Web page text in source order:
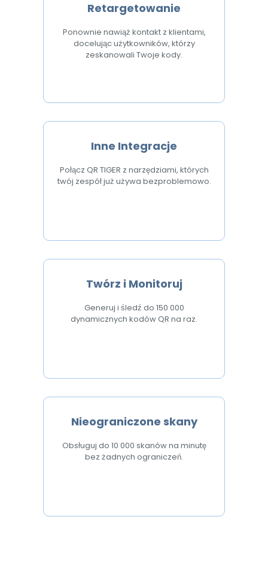
Retargetowanie
Ponownie nawiąż kontakt z klientami,
docelując użytkowników, którzy
zeskanowali Twoje kody.
Inne Integracje
Połącz QR TIGER z narzędziami, których
twój zespół już używa bezproblemowo.
Twórz i Monitoruj
Generuj i śledź do 150 000
dynamicznych kodów QR na raz.
Nieograniczone skany
Obsługuj do 10 000 skanów na minutę
bez żadnych ograniczeń.